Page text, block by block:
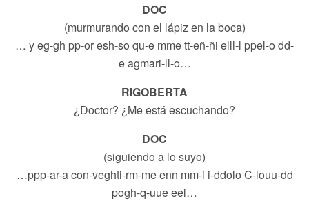
DOC
(murmurando con el lápiz en la boca)
… y eg-gh pp-or esh-so qu-e mme tt-eñ-ñi elll-l ppel-o dd-
e agmari-ll-o…
RIGOBERTA
¿Doctor? ¿Me está escuchando?
DOC
(siguiendo a lo suyo)
…ppp-ar-a con-veghti-rm-me enn mm-i i-ddolo C-louu-dd
pogh-q-uue eel…